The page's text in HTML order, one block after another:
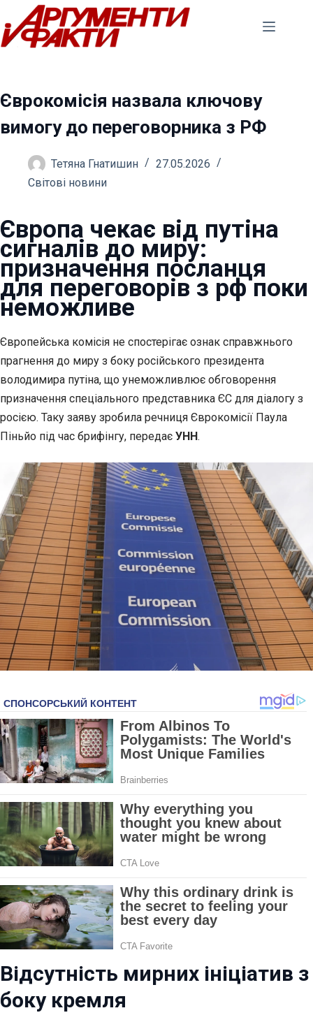
Перейти
до
вмісту
Єврокомісія назвала ключову
вимогу до переговорника з РФ
Тетяна Гнатишин
27.05.2026
Світові новини
Європа чекає від путіна
сигналів до миру:
призначення посланця
для переговорів з рф поки
неможливе
Європейська комісія не спостерігає ознак справжнього
прагнення до миру з боку російського президента
володимира путіна, що унеможливлює обговорення
призначення спеціального представника ЄС для діалогу з
росією. Таку заяву зробила речниця Єврокомісії Паула
Піньйо під час брифінгу, передає УНН.
Відсутність мирних ініціатив з
боку кремля